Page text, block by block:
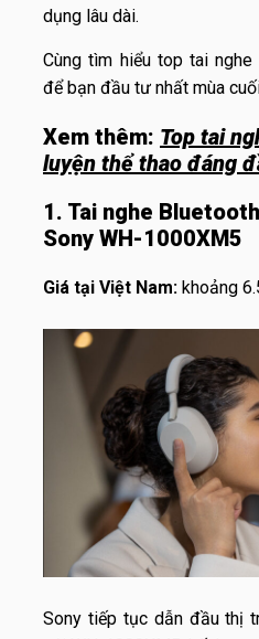
dụng lâu dài.
Cùng tìm hiểu top tai
để bạn đầu tư nhất mùa
Xem thêm: Top tai
luyện thể thao đáng
1. Tai nghe
Sony WH-1000XM5
Giá tại Việt Nam: khoảng
Sony tiếp tục dẫn đầu thị